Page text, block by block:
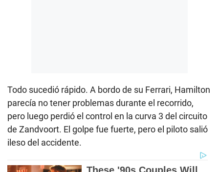
Todo sucedió rápido. A bordo de su Ferrari, Hamilton
parecía no tener problemas durante el recorrido,
pero luego perdió el control en la curva 3 del circuito
de Zandvoort. El golpe fue fuerte, pero el piloto salió
ileso del accidente.